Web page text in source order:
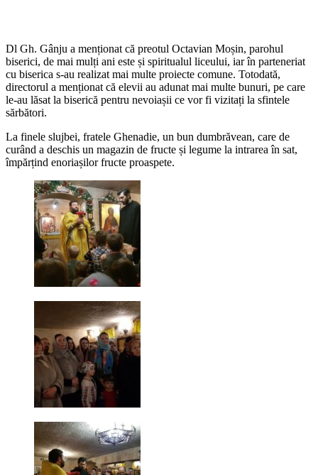
Dl Gh. Gânju a menționat că preotul Octavian Moșin, parohul
biserici, de mai mulți ani este și spiritualul liceului, iar în parteneriat
cu biserica s-au realizat mai multe proiecte comune. Totodată,
directorul a menționat că elevii au adunat mai multe bunuri, pe care
le-au lăsat la biserică pentru nevoiașii ce vor fi vizitați la sfintele
sărbători.
La finele slujbei, fratele Ghenadie, un bun dumbrăvean, care de
curând a deschis un magazin de fructe și legume la intrarea în sat,
împărțind enoriașilor fructe proaspete.